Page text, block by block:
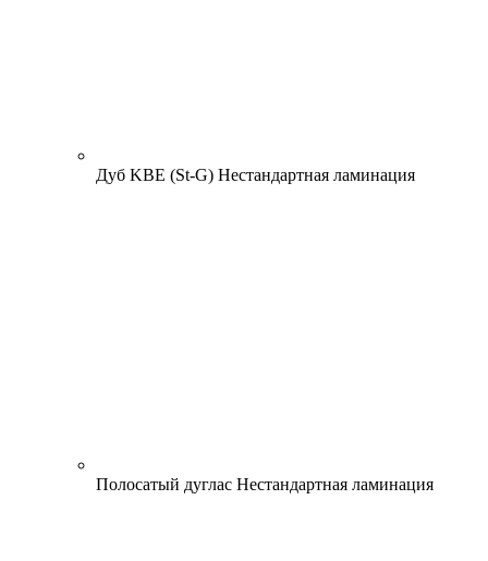
Дуб KBE (St-G) Нестандартная ламинация
Полосатый дуглас Нестандартная ламинация